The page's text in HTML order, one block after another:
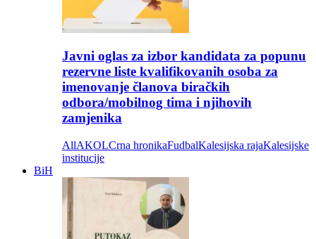
Javni oglas za izbor kandidata za popunu
rezervne liste kvalifikovanih osoba za
imenovanje članova biračkih
odbora/mobilnog tima i njihovih
zamjenika
AllAKOLCrna hronikaFudbalKalesijska rajaKalesijske
institucije
BiH